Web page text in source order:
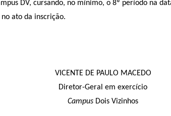
DV, cursando, no mínimo, o 8º período na
ato da inscrição.
VICENTE DE PAULO MACEDO
Diretor-Geral em exercício
Campus Dois Vizinhos